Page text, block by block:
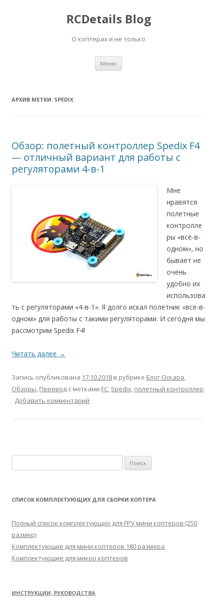
RCDetails Blog
О коптерах и не только
Меню
АРХИВ МЕТКИ: SPEDIX
Обзор: полетный контроллер Spedix F4
— отличный вариант для работы с
регуляторами 4-в-1
Мне
нравятся
полетные
контролле
ры «всё-в-
одном», но
бывает не
очень
удобно их
использова
ть с регуляторами «4-в-1». Я долго искал полетник «все-в-
одном» для работы с такими регуляторами. И сегодня мы
рассмотрим Spedix F4!
Читать далее →
Запись опубликована 17.10.2018 в рубрике Блог Оскара,
Обзоры, Перевод с метками FC, Spedix, полетный контроллер.
Добавить комментарий
а
т
:
СПИСОК КОМПЛЕКТУЮЩИХ ДЛЯ СБОРКИ КОПТЕРА
Полный список комплектующих для FPV мини коптеров (250
размер)
Комплектующие для мини коптеров 180 размера
Комплектующие для микро коптеров
ИНСТРУКЦИИ, РУКОВОДСТВА